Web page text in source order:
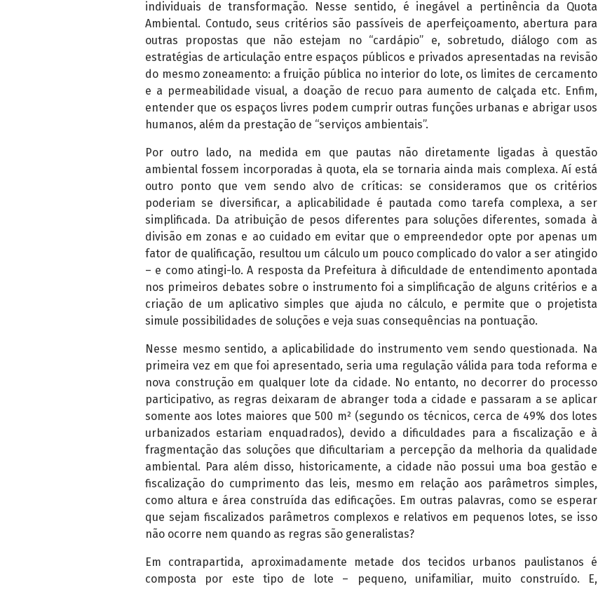
individuais de transformação. Nesse sentido, é inegável a pertinência da Quota
Ambiental. Contudo, seus critérios são passíveis de aperfeiçoamento, abertura para
outras propostas que não estejam no “cardápio” e, sobretudo, diálogo com as
estratégias de articulação entre espaços públicos e privados apresentadas na revisão
do mesmo zoneamento: a fruição pública no interior do lote, os limites de cercamento
e a permeabilidade visual, a doação de recuo para aumento de calçada etc. Enfim,
entender que os espaços livres podem cumprir outras funções urbanas e abrigar usos
humanos, além da prestação de “serviços ambientais”.
Por outro lado, na medida em que pautas não diretamente ligadas à questão
ambiental fossem incorporadas à quota, ela se tornaria ainda mais complexa. Aí está
outro ponto que vem sendo alvo de críticas: se consideramos que os critérios
poderiam se diversificar, a aplicabilidade é pautada como tarefa complexa, a ser
simplificada. Da atribuição de pesos diferentes para soluções diferentes, somada à
divisão em zonas e ao cuidado em evitar que o empreendedor opte por apenas um
fator de qualificação, resultou um cálculo um pouco complicado do valor a ser atingido
– e como atingi-lo. A resposta da Prefeitura à dificuldade de entendimento apontada
nos primeiros debates sobre o instrumento foi a simplificação de alguns critérios e a
criação de um aplicativo simples que ajuda no cálculo, e permite que o projetista
simule possibilidades de soluções e veja suas consequências na pontuação.
Nesse mesmo sentido, a aplicabilidade do instrumento vem sendo questionada. Na
primeira vez em que foi apresentado, seria uma regulação válida para toda reforma e
nova construção em qualquer lote da cidade. No entanto, no decorrer do processo
participativo, as regras deixaram de abranger toda a cidade e passaram a se aplicar
somente aos lotes maiores que 500 m² (segundo os técnicos, cerca de 49% dos lotes
urbanizados estariam enquadrados), devido a dificuldades para a fiscalização e à
fragmentação das soluções que dificultariam a percepção da melhoria da qualidade
ambiental. Para além disso, historicamente, a cidade não possui uma boa gestão e
fiscalização do cumprimento das leis, mesmo em relação aos parâmetros simples,
como altura e área construída das edificações. Em outras palavras, como se esperar
que sejam fiscalizados parâmetros complexos e relativos em pequenos lotes, se isso
não ocorre nem quando as regras são generalistas?
Em contrapartida, aproximadamente metade dos tecidos urbanos paulistanos é
composta por este tipo de lote – pequeno, unifamiliar, muito construído. E,